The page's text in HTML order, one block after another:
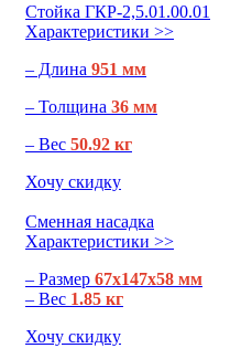
Стойка ГКР-2,5.01.00.01
Характеристики >>
– Длина 951 мм
– Толщина 36 мм
– Вес 50.92 кг
Хочу скидку
Сменная насадка
Характеристики >>
– Размер 67х147х58 мм
– Вес 1.85 кг
Хочу скидку